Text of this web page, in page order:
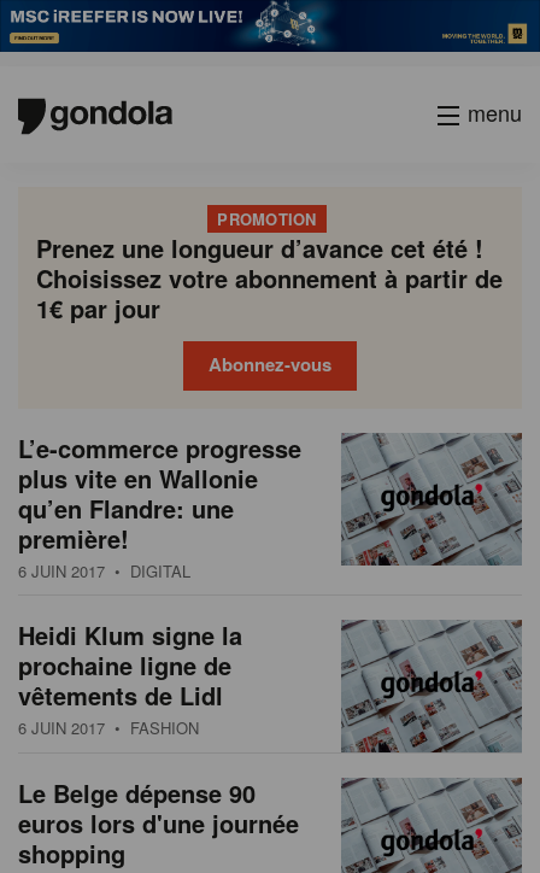
menu
PROMOTION
Prenez une longueur d’avance cet été !
Choisissez votre abonnement à partir de
1€ par jour
Abonnez-vous
N
e
w
s
L’e-commerce progresse
plus vite en Wallonie
qu’en Flandre: une
première!
6 JUIN 2017 • DIGITAL
Heidi Klum signe la
prochaine ligne de
vêtements de Lidl
6 JUIN 2017 • FASHION
Le Belge dépense 90
euros lors d'une journée
shopping
P
a
g
i
n
t
i
o
n
Previous
page
Page
Page
Page
Page
Current
page
Page
Page
Page
Page
Next
page
academy
society